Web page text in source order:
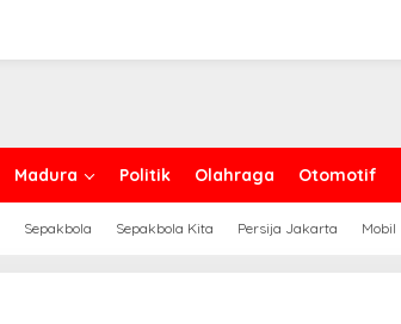
Madura Politik Olahraga Otomotif
Sepakbola Sepakbola Kita Persija Jakarta Mobil